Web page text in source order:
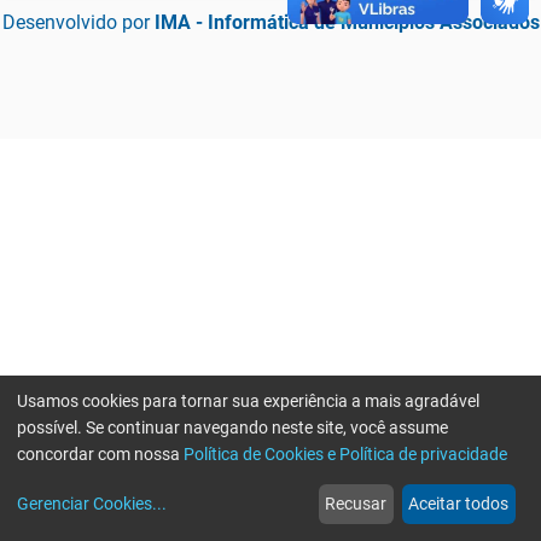
Desenvolvido por IMA - Informática de Municípios Associados
web
Notícias
more_horiz
Mais
Usamos cookies para tornar sua experiência a mais agradável
possível. Se continuar navegando neste site, você assume
concordar com nossa Política de Cookies e Política de privacidade
Gerenciar Cookies... Recusar Aceitar todos
Erro ao enviar informações, por favor tente novamente